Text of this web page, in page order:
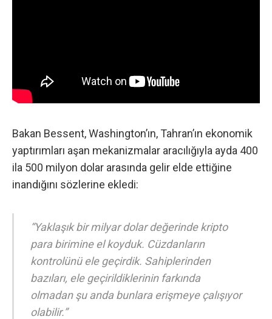
Bakan Bessent, Washington’ın, Tahran’ın ekonomik
yaptırımları aşan mekanizmalar aracılığıyla ayda 400
ila 500 milyon dolar arasında gelir elde ettiğine
inandığını sözlerine ekledi:
“Yaklaşık bir milyar dolar değerinde kripto
para birimine el koyduk. Cüzdanların
kontrolünü ele geçirdik. Sahiplerinden
bazıları, ele geçirildiklerinin farkında
olmadan şu anda bunlara erişmeye çalışıyor
olabilir.”